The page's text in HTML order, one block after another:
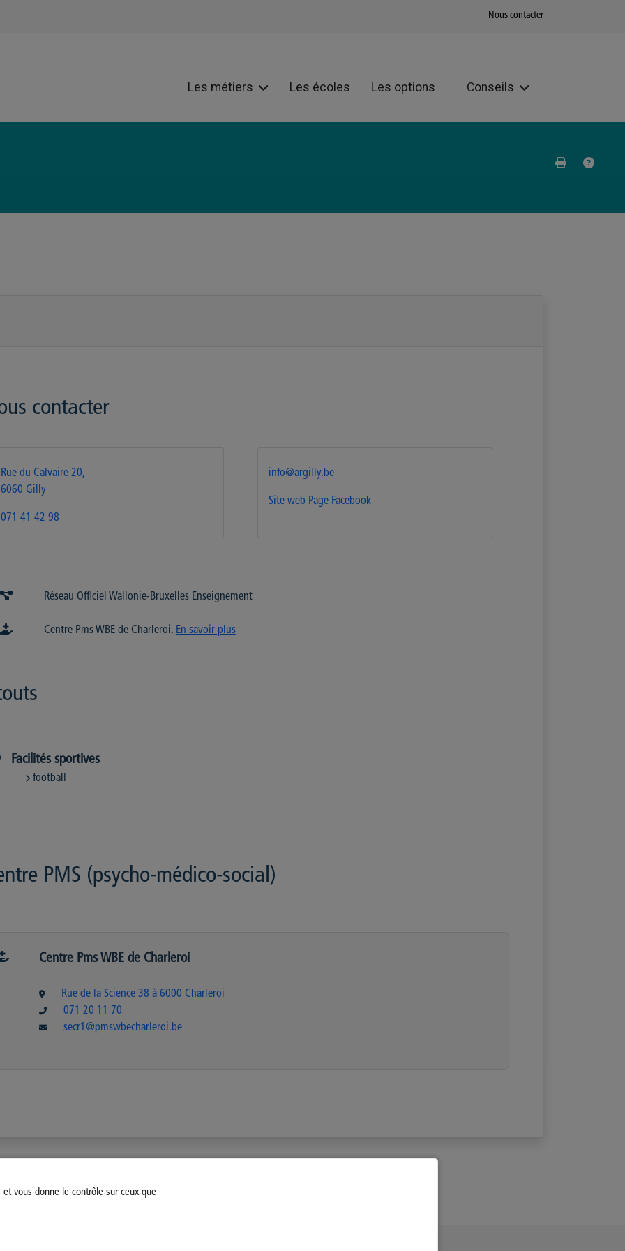
vous donne le contrôle sur ceux que
Nous contacter
Les métiers Les écoles Les options Conseils
contacter
Rue du Calvaire 20,
6060 Gilly
071 41 42 98
info@argilly.be
Site web Page Facebook
Réseau Officiel Wallonie-Bruxelles Enseignement
Centre Pms WBE de Charleroi. En savoir plus
Facilités sportives
football
PMS (psycho-médico-social)
Centre Pms WBE de Charleroi
Rue de la Science 38 à 6000 Charleroi
071 20 11 70
secr1@pmswbecharleroi.be